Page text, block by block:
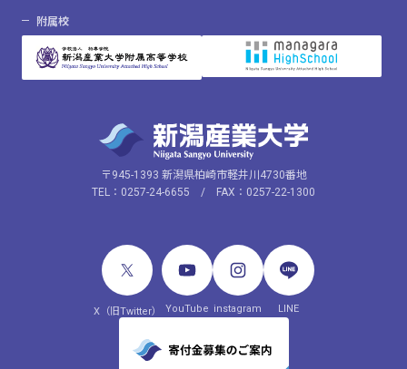
附属校
〒945-1393 新潟県柏崎市軽井川4730番地
TEL：0257-24-6655 / FAX：0257-22-1300
X（旧Twitter） YouTube instagram LINE